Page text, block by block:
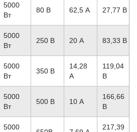
5000
Вт
80 B 62,5 А 27,77 В
5000
Вт
250 B 20 А 83,33 В
5000
Вт
350 B
14,28
А
119,04
В
5000
Вт
500 B 10 А
166,66
В
5000 217,39